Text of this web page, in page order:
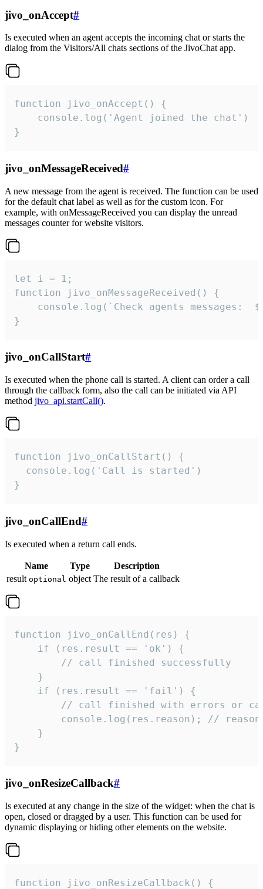
jivo_onAccept#
Is executed when an agent accepts the incoming chat or starts the
dialog from the Visitors/All chats sections of the JivoChat app.
function jivo_onAccept() {
}
jivo_onMessageReceived#
A new message from the agent is received. The function can be used
for the default chat label as well as for the custom icon. For
example, with onMessageReceived you can display the unread
messages counter for website visitors.
let i = 1;
function jivo_onMessageReceived() {
}
jivo_onCallStart#
Is executed when the phone call is started. A client can order a call
through the callback form, also the call can be initiated via API
method jivo_api.startCall().
function jivo_onCallStart() {
  console.log('Call is started')
}
jivo_onCallEnd#
Is executed when a return call ends.
Name Type
Description
result optional object The result of a callback
function jivo_onCallEnd(res) {
    if (res.result == 'ok') {
        // call finished successfully
    }
    if (res.result == 'fail') {
// call finished with errors or
console.log(res.reason); //
    }
}
jivo_onResizeCallback#
Is executed at any change in the size of the widget: when the chat is
open, closed or dragged by a user. This function can be used for
dynamic displaying or hiding other elements on the website.
function jivo_onResizeCallback() {